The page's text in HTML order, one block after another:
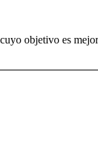
objetivo es